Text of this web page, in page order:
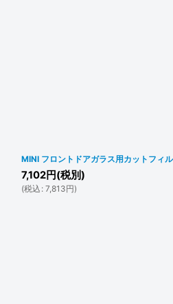
MINI フロントドアガラス用カットフィ
7,102円(税別)
(税込 : 7,813円)